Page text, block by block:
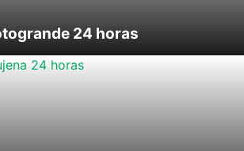
24 horas